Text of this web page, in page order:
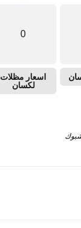
0
اسعار مظلات
لكسان